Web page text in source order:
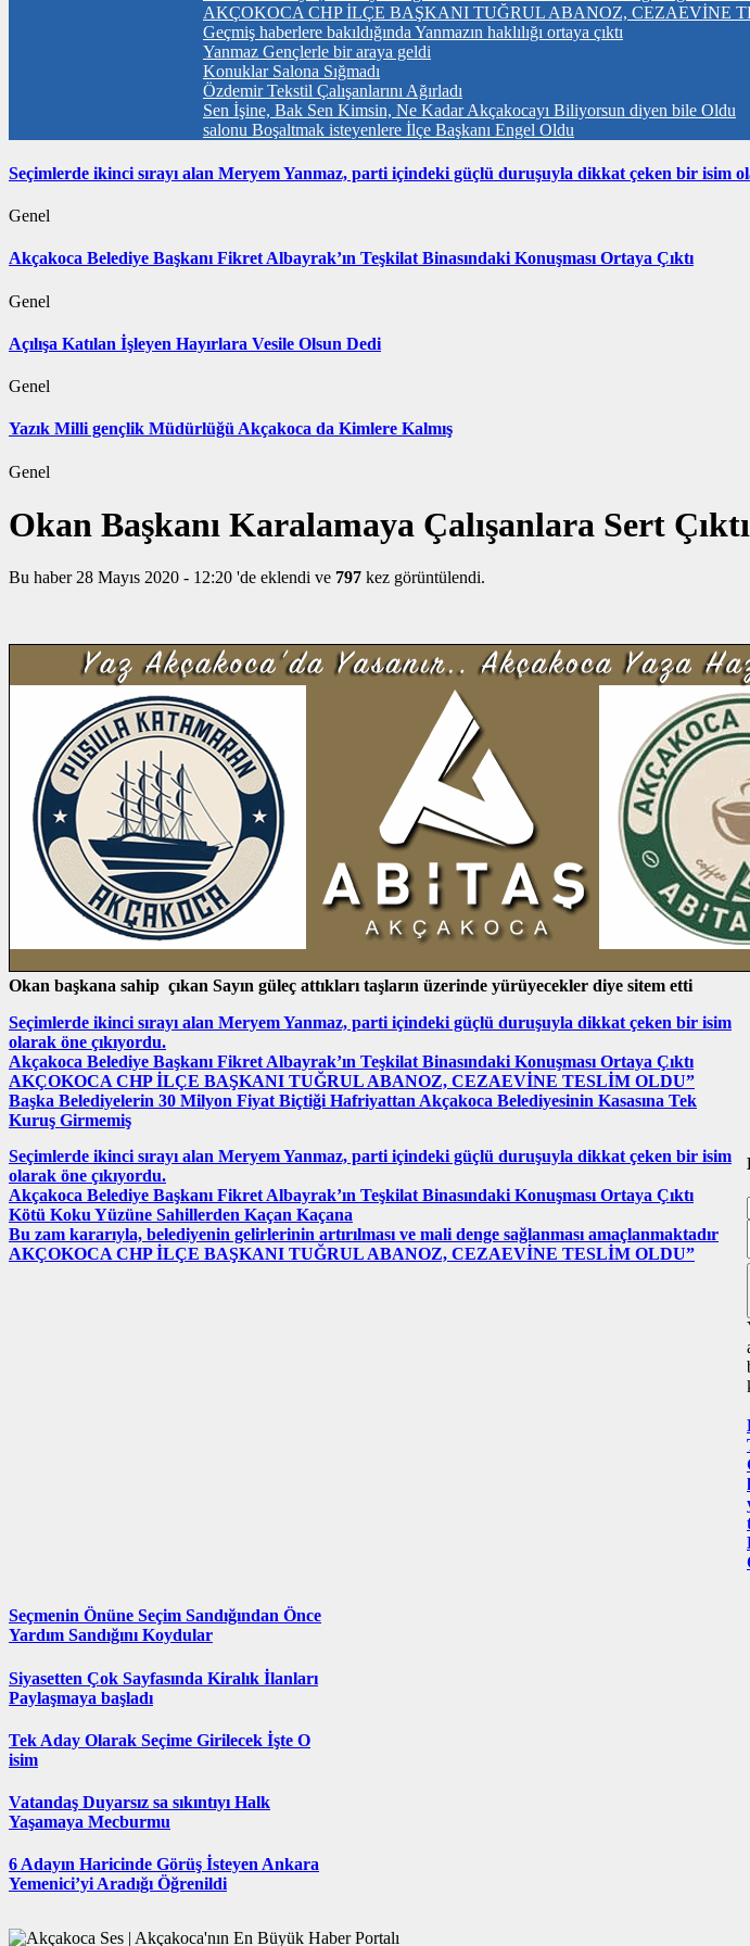
AKÇOKOCA CHP İLÇE BAŞKANI TUĞRUL ABANOZ, CEZAEVİNE
Geçmiş haberlere bakıldığında Yanmazın haklılığı ortaya çıktı
Yanmaz Gençlerle bir araya geldi
Konuklar Salona Sığmadı
Özdemir Tekstil Çalışanlarını Ağırladı
Sen İşine, Bak Sen Kimsin, Ne Kadar Akçakocayı Biliyorsun diyen bile Oldu
salonu Boşaltmak isteyenlere İlçe Başkanı Engel Oldu
Seçimlerde ikinci sırayı alan Meryem Yanmaz, parti içindeki güçlü duruşuyla dikkat çeken bir isim
Genel
Akçakoca Belediye Başkanı Fikret Albayrak’ın Teşkilat Binasındaki Konuşması Ortaya Çıktı
Genel
Açılışa Katılan İşleyen Hayırlara Vesile Olsun Dedi
Genel
Yazık Milli gençlik Müdürlüğü Akçakoca da Kimlere Kalmış
Genel
Okan Başkanı Karalamaya Çalışanlara Sert
Bu haber 28 Mayıs 2020 - 12:20 'de eklendi ve 797 kez görüntülendi.
Okan başkana sahip çıkan Sayın güleç attıkları taşların üzerinde yürüyecekler diye sitem etti
Seçimlerde ikinci sırayı alan Meryem Yanmaz, parti içindeki güçlü duruşuyla dikkat çeken bir isim
olarak öne çıkıyordu.
Akçakoca Belediye Başkanı Fikret Albayrak’ın Teşkilat Binasındaki Konuşması Ortaya Çıktı
AKÇOKOCA CHP İLÇE BAŞKANI TUĞRUL ABANOZ, CEZAEVİNE TESLİM OLDU”
Başka Belediyelerin 30 Milyon Fiyat Biçtiği Hafriyattan Akçakoca Belediyesinin Kasasına Tek
Kuruş Girmemiş
Seçimlerde ikinci sırayı alan Meryem Yanmaz, parti içindeki güçlü duruşuyla dikkat çeken bir isim
olarak öne çıkıyordu.
Akçakoca Belediye Başkanı Fikret Albayrak’ın Teşkilat Binasındaki Konuşması Ortaya Çıktı
Kötü Koku Yüzüne Sahillerden Kaçan Kaçana
Bu zam kararıyla, belediyenin gelirlerinin artırılması ve mali denge sağlanması amaçlanmaktadır
AKÇOKOCA CHP İLÇE BAŞKANI TUĞRUL ABANOZ, CEZAEVİNE TESLİM OLDU”
Seçmenin Önüne Seçim Sandığından Önce
Yardım Sandığını Koydular
Siyasetten Çok Sayfasında Kiralık İlanları
Paylaşmaya başladı
Tek Aday Olarak Seçime Girilecek İşte O
isim
Vatandaş Duyarsız sa sıkıntıyı Halk
Yaşamaya Mecburmu
6 Adayın Haricinde Görüş İsteyen Ankara
Yemenici’yi Aradığı Öğrenildi